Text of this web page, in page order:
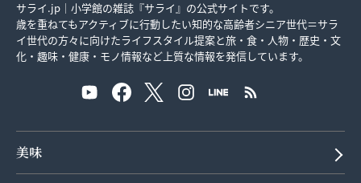
サライ.jp｜小学館の雑誌『サライ』の公式サイトです。
歳を重ねてもアクティブに行動したい知的な高齢者シニア世代＝サラ
イ世代の方々に向けたライフスタイル提案と旅・食・人物・歴史・文
化・趣味・健康・モノ情報など上質な情報を発信しています。
美味